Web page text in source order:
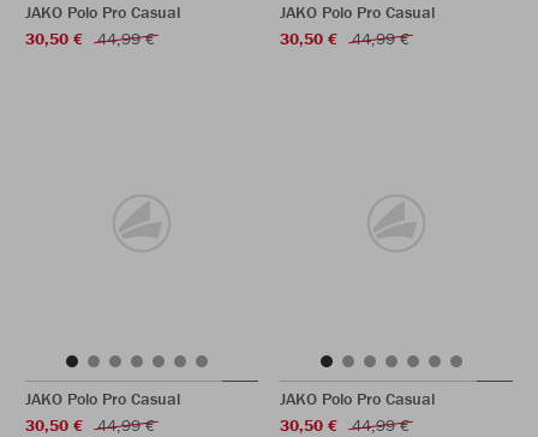
JAKO Polo Pro Casual
30,50 €
44,99 €
JAKO Polo Pro Casual
30,50 €
44,99 €
JAKO Polo Pro Casual
30,50 €
44,99 €
JAKO Polo Pro Casual
30,50 €
44,99 €